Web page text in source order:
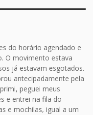
do horário agendado e
O movimento estava
já estavam esgotados.
antecipadamente pela
peguei meus
e entrei na fila do
e mochilas, igual a um